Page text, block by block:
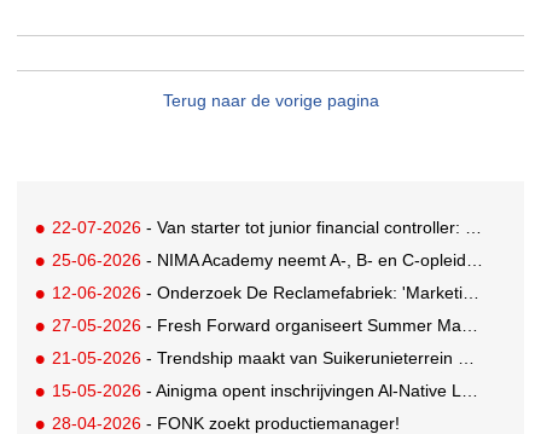
Terug naar de vorige pagina
22-07-2026 - Van starter tot junior financial controller: zo maak je je sollicitatie sterker
25-06-2026 - NIMA Academy neemt A-, B- en C-opleidingen in eigen hand
12-06-2026 - Onderzoek De Reclamefabriek: 'Marketingteams zijn regie over eigen productieproces kwijtgeraakt'
27-05-2026 - Fresh Forward organiseert Summer Masterclasses over leiderschap in veranderende tijden
21-05-2026 - Trendship maakt van Suikerunieterrein ondernemend dorpsplein
15-05-2026 - Ainigma opent inschrijvingen Al-Native Leadership Academy
28-04-2026 - FONK zoekt productiemanager!